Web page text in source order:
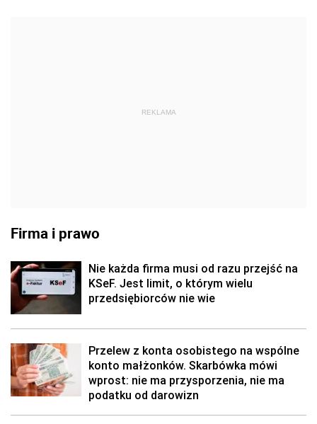
REKLAMA
Firma i prawo
Nie każda firma musi od razu przejść na
KSeF. Jest limit, o którym wielu
przedsiębiorców nie wie
Przelew z konta osobistego na wspólne
konto małżonków. Skarbówka mówi
wprost: nie ma przysporzenia, nie ma
podatku od darowizn